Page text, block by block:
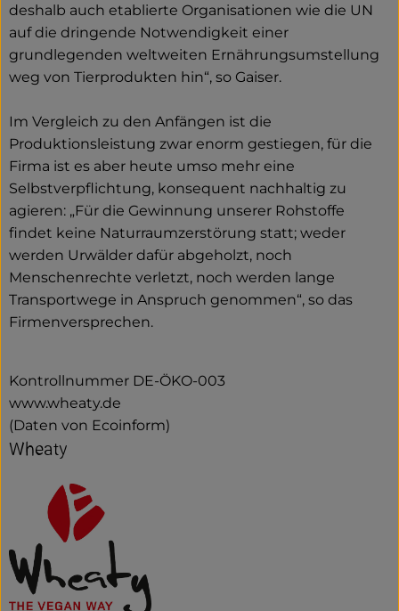
deshalb auch etablierte Organisationen wie die UN
auf die dringende Notwendigkeit einer
grundlegenden weltweiten Ernährungsumstellung
weg von Tierprodukten hin“, so Gaiser.
Im Vergleich zu den Anfängen ist die
Produktionsleistung zwar enorm gestiegen, für die
Firma ist es aber heute umso mehr eine
Selbstverpflichtung, konsequent nachhaltig zu
agieren: „Für die Gewinnung unserer Rohstoffe
findet keine Naturraumzerstörung statt; weder
werden Urwälder dafür abgeholzt, noch
Menschenrechte verletzt, noch werden lange
Transportwege in Anspruch genommen“, so das
Firmenversprechen.
Kontrollnummer DE-ÖKO-003
www.wheaty.de
(Daten von Ecoinform)
Wheaty